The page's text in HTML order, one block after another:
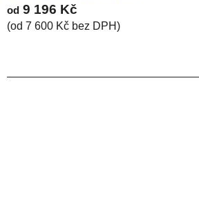
od 9 196 Kč
(od 7 600 Kč bez DPH)